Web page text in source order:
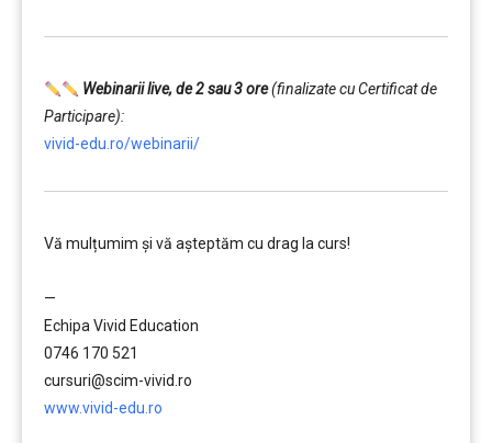
Webinarii live, de 2 sau 3 ore(finalizate cu Certificat de
Participare):
vivid-edu.ro/webinarii/
Vă mulțumim și vă aşteptăm cu drag la curs!
—
Echipa Vivid Education
0746 170 521
cursuri@scim-vivid.ro
www.vivid-edu.ro